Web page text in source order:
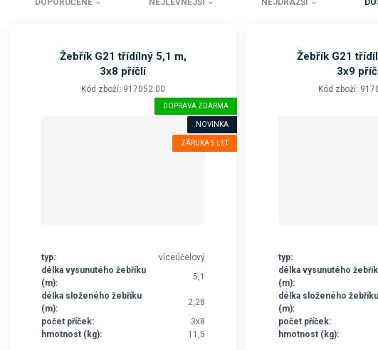
DOPORUČENÉ NEJLEVNĚJŠÍ NEJDRAŽŠÍ
Žebřík G21 třídílný 5,1 m,
3x8 příčlí
Kód zboží: 917052.00
DOPRAVA ZDARMA
NOVINKA
ZÁRUKA 5 LET
typ:
víceúčelový
délka vysunutého žebříku
(m):
5,1
délka složeného žebříku
(m):
2,28
počet příček:
3x8
hmotnost (kg):
11,5
Žebřík G21
3x9
Kód zboží:
typ:
délka vysunutého
(m):
délka složeného žebříku
(m):
počet příček:
hmotnost (kg):